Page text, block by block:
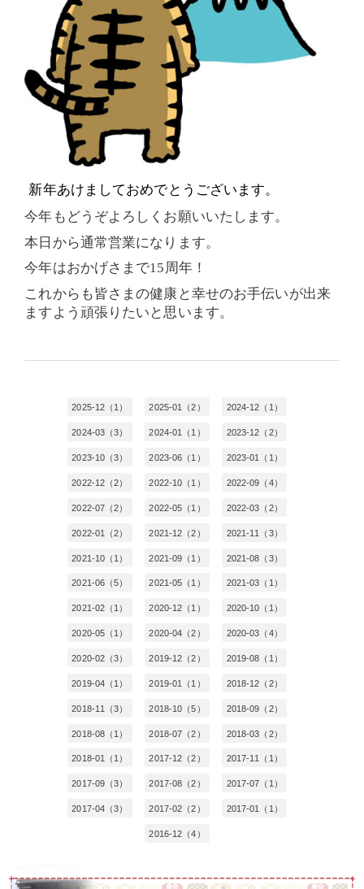
新年あけましておめでとうございます。
今年もどうぞよろしくお願いいたします。
本日から通常営業になります。
今年はおかげさまで15 周年！
これからも皆さまの健康と幸せのお手伝いが出来
ますよう頑張りたいと思います。
2025-12（1） 2025-01（2） 2024-12（1）
2024-03（3） 2024-01（1） 2023-12（2）
2023-10（3） 2023-06（1） 2023-01（1）
2022-12（2） 2022-10（1） 2022-09（4）
2022-07（2） 2022-05（1） 2022-03（2）
2022-01（2） 2021-12（2） 2021-11（3）
2021-10（1） 2021-09（1） 2021-08（3）
2021-06（5） 2021-05（1） 2021-03（1）
2021-02（1） 2020-12（1） 2020-10（1）
2020-05（1） 2020-04（2） 2020-03（4）
2020-02（3） 2019-12（2） 2019-08（1）
2019-04（1） 2019-01（1） 2018-12（2）
2018-11（3） 2018-10（5） 2018-09（2）
2018-08（1） 2018-07（2） 2018-03（2）
2018-01（1） 2017-12（2） 2017-11（1）
2017-09（3） 2017-08（2） 2017-07（1）
2017-04（3） 2017-02（2） 2017-01（1）
2016-12（4）